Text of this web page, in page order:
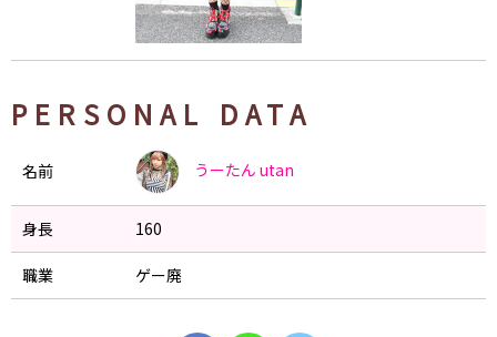
PERSONAL DATA
名前 うーたん utan
身長 160
職業 ゲー廃